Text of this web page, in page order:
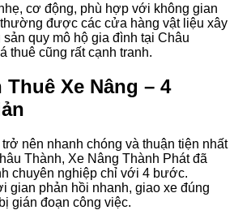
cơ động, phù hợp với không gian
được các cửa hàng vật liệu xây
quy mô hộ gia đình tại Châu
thuê cũng rất cạnh tranh.
Xe Nâng – 4
nên nhanh chóng và thuận tiện nhất
Thành, Xe Nâng Thành Phát đã
chuyên nghiệp chỉ với 4 bước.
gian phản hồi nhanh, giao xe đúng
gián đoạn công việc.